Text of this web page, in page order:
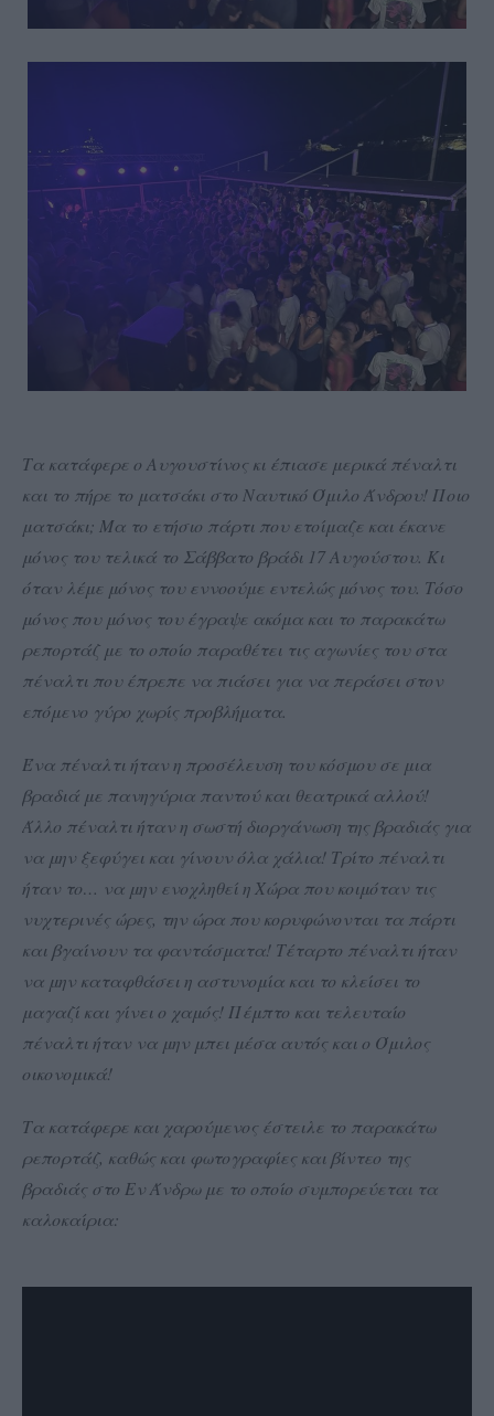
Τα κατάφερε ο Αυγουστίνος κι έπιασε μερικά πέναλτι
και το πήρε το ματσάκι στο Ναυτικό Όμιλο Άνδρου! Ποιο
ματσάκι; Μα το ετήσιο πάρτι που ετοίμαζε και έκανε
μόνος του τελικά το Σάββατο βράδι 17 Αυγούστου. Κι
όταν λέμε μόνος του εννοούμε εντελώς μόνος του. Τόσο
μόνος που μόνος του έγραψε ακόμα και το παρακάτω
ρεπορτάζ με το οποίο παραθέτει τις αγωνίες του στα
πέναλτι που έπρεπε να πιάσει για να περάσει στον
επόμενο γύρο χωρίς προβλήματα.
Ένα πέναλτι ήταν η προσέλευση του κόσμου σε μια
βραδιά με πανηγύρια παντού και θεατρικά αλλού!
Άλλο πέναλτι ήταν η σωστή διοργάνωση της βραδιάς για
να μην ξεφύγει και γίνουν όλα χάλια! Τρίτο πέναλτι
ήταν το… να μην ενοχληθεί η Χώρα που κοιμόταν τις
νυχτερινές ώρες, την ώρα που κορυφώνονται τα πάρτι
και βγαίνουν τα φαντάσματα! Τέταρτο πέναλτι ήταν
να μην καταφθάσει η αστυνομία και το κλείσει το
μαγαζί και γίνει ο χαμός! Πέμπτο και τελευταίο
πέναλτι ήταν να μην μπει μέσα αυτός και ο Όμιλος
οικονομικά!
Τα κατάφερε και χαρούμενος έστειλε το παρακάτω
ρεπορτάζ, καθώς και φωτογραφίες και βίντεο της
βραδιάς στο Εν Άνδρω με το οποίο συμπορεύεται τα
καλοκαίρια: